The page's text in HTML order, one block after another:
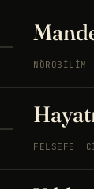
NÖROBILIM
FELSEFE